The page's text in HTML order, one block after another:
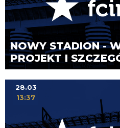
NOWY STADION -
PROJEKT I
28.03
13:37